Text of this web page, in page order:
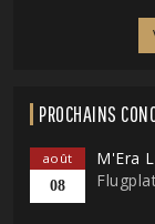
PROCHAINS
août
08
M'Era